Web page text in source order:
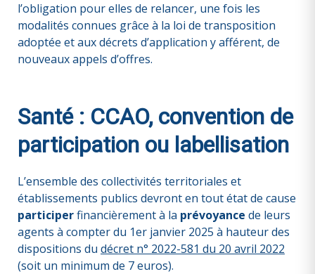
l’obligation pour elles de relancer, une fois les
modalités connues grâce à la loi de transposition
adoptée et aux décrets d’application y afférent, de
nouveaux appels d’offres.
Santé : CCAO, convention de
participation ou labellisation
L’ensemble des collectivités territoriales et
établissements publics devront en tout état de cause
participerfinancièrement à la prévoyance de leurs
agents à compter du 1er janvier 2025 à hauteur des
dispositions du décret n° 2022-581 du 20 avril 2022
(soit un minimum de 7 euros).